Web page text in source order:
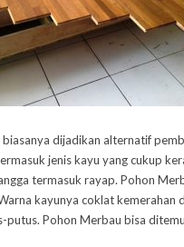
dijadikan alternatif
jenis kayu yang cukup
termasuk rayap. Pohon
kayunya coklat kemerahan
putus. Pohon Merbau bisa